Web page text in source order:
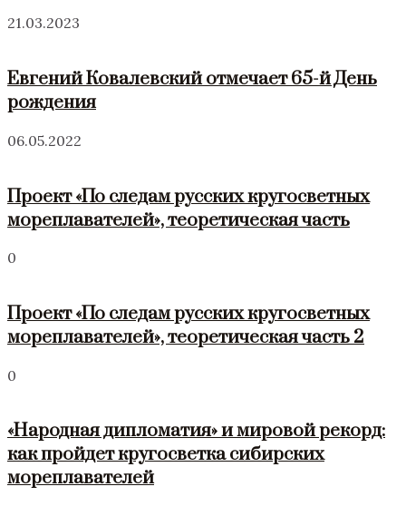
21.03.2023
Евгений Ковалевский отмечает 65-й День
рождения
06.05.2022
Проект «По следам русских кругосветных
мореплавателей», теоретическая часть
0
Проект «По следам русских кругосветных
мореплавателей», теоретическая часть 2
0
«Народная дипломатия» и мировой рекорд:
как пройдет кругосветка сибирских
мореплавателей